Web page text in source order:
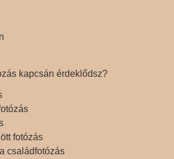
kapcsán érdeklődsz?
fotózás
családfotózás